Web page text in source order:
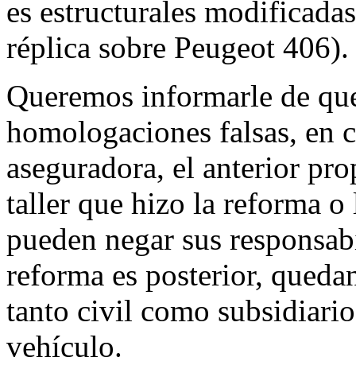
es estructurales
réplica sobre Peugeot 406).
Queremos informarle de
homologaciones falsas, en
aseguradora, el anterior
taller que hizo la reforma
pueden negar sus
reforma es posterior,
tanto civil como
vehículo.